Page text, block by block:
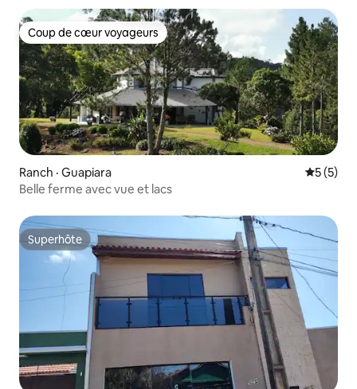
Coup de cœur voyageurs
Coup de cœur voyageurs
Ranch · Guapiara Note
5 (5)
Belle ferme avec vue et lacs
Superhôte
Superhôte